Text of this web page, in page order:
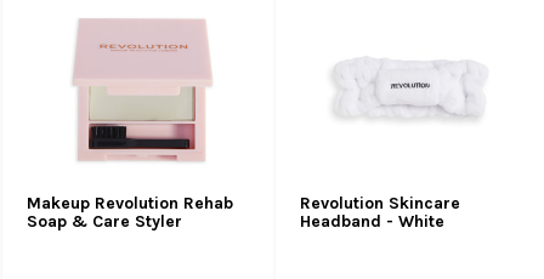
Makeup Revolution Rehab
Soap & Care Styler
Revolution Skincare
Headband - White